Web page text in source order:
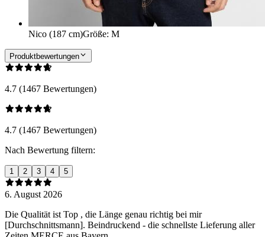
Nico (187 cm)Größe: M
Produktbewertungen
4.7 (1467 Bewertungen)
4.7 (1467 Bewertungen)
Nach Bewertung filtern:
1 2 3 4 5
6. August 2026
Die Qualität ist Top , die Länge genau richtig bei mir
[Durchschnittsmann]. Beindruckend - die schnellste Lieferung aller